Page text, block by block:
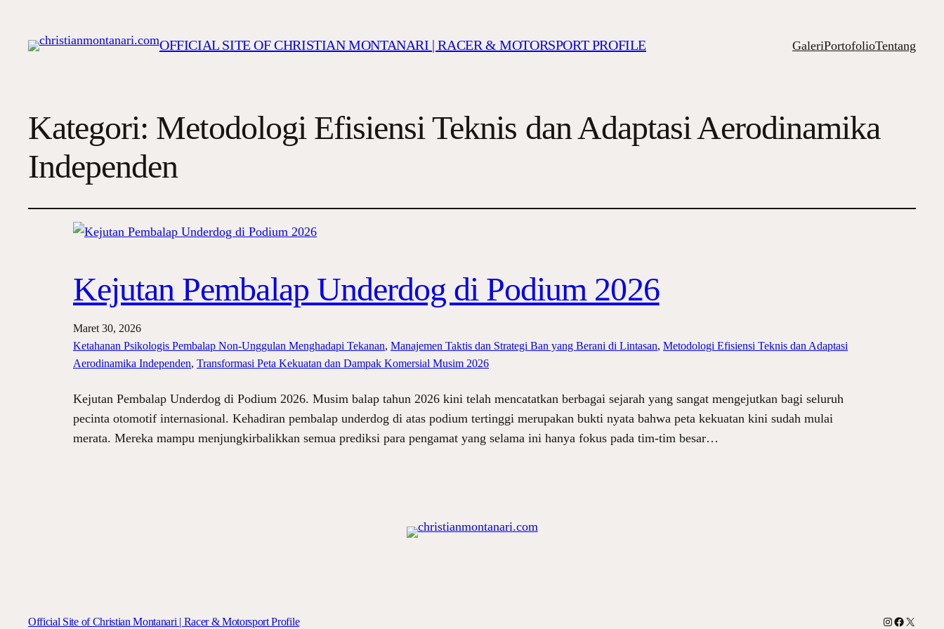
OFFICIAL SITE OF CHRISTIAN MONTANARI | RACER & MOTORSPORT PROFILE GaleriPortofolioTentang
Kategori: Metodologi Efisiensi Teknis dan Adaptasi Aerodinamika
Independen
Kejutan Pembalap Underdog di Podium 2026
Maret 30, 2026
Ketahanan Psikologis Pembalap Non-Unggulan Menghadapi Tekanan, Manajemen Taktis dan Strategi Ban yang Berani di Lintasan, Metodologi Efisiensi Teknis dan Adaptasi
Aerodinamika Independen, Transformasi Peta Kekuatan dan Dampak Komersial Musim 2026
Kejutan Pembalap Underdog di Podium 2026. Musim balap tahun 2026 kini telah mencatatkan berbagai sejarah yang sangat mengejutkan bagi seluruh
pecinta otomotif internasional. Kehadiran pembalap underdog di atas podium tertinggi merupakan bukti nyata bahwa peta kekuatan kini sudah mulai
merata. Mereka mampu menjungkirbalikkan semua prediksi para pengamat yang selama ini hanya fokus pada tim-tim besar…
Official Site of Christian Montanari | Racer & Motorsport Profile Instagram
Facebook
X